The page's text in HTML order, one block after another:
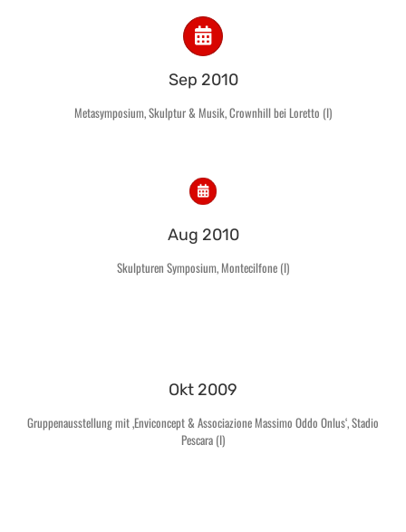
Sep 2010
Metasymposium, Skulptur & Musik, Crownhill bei Loretto (I)
Aug 2010
Skulpturen Symposium, Montecilfone (I)
Okt 2009
Gruppenausstellung mit ‚Enviconcept & Associazione Massimo Oddo Onlus‘, Stadio
Pescara (I)